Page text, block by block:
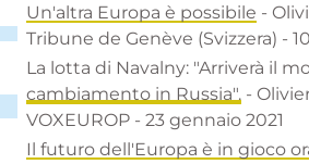
Un'altra Europa è possibile -
Tribune de Genève (Svizzera) -
La lotta di Navalny: "Arriverà il
cambiamento in Russia". -
VOXEUROP - 23 gennaio 2021
Il futuro dell'Europa è in gioco